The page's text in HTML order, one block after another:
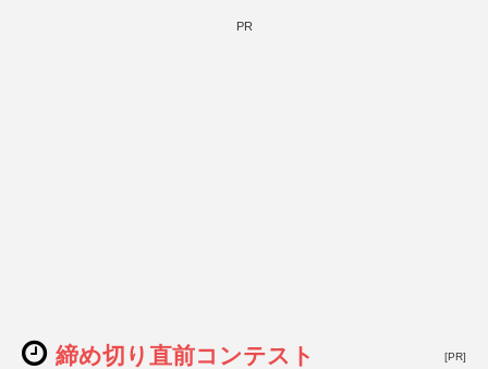
PR
締め切り直前コンテスト [PR]